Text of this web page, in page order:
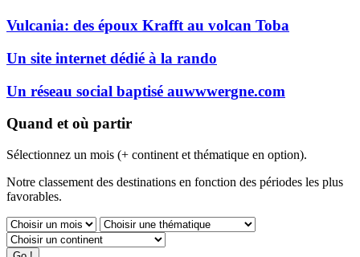
Vulcania: des époux Krafft au volcan Toba
Un site internet dédié à la rando
Un réseau social baptisé auwwwergne.com
Quand et où partir
Sélectionnez un mois (+ continent et thématique en option).
Notre classement des destinations en fonction des périodes les plus
favorables.